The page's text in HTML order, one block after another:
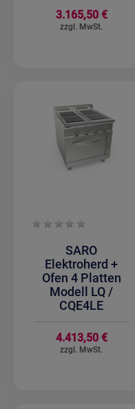
3.165,50 €
SARO
Elektroherd +
Ofen 4 Platten
Modell LQ /
CQE4LE
4.413,50 €